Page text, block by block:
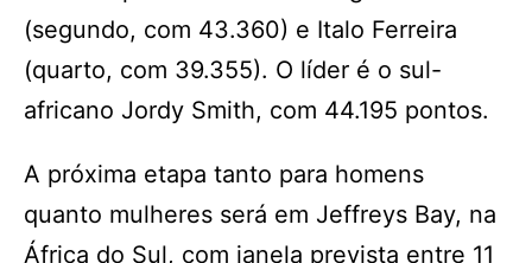
(segundo, com 43.360) e Italo Ferreira
(quarto, com 39.355). O líder é o sul-
africano Jordy Smith, com 44.195 pontos.
A próxima etapa tanto para homens
quanto mulheres será em Jeffreys Bay, na
África do Sul, com janela prevista entre 11